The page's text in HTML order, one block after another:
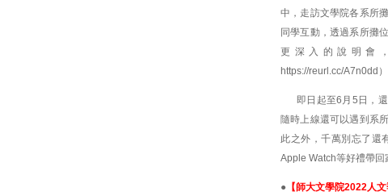
中，走訪文學院各系所
同學互動，透過系所攤
更深入的說明會
https://reurl.cc/A7n0dd ）
即日起至6月5日，
隨時上線還可以遇到系
此之外，千萬別忘了還
Apple Watch等好禮帶回
● 【師大文學院2022人